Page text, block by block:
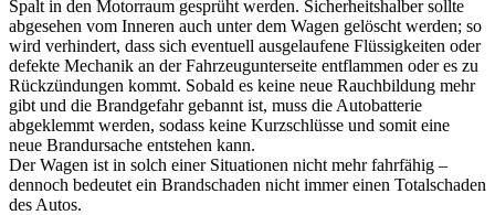
Spalt in den Motorraum gesprüht werden. Sicherheitshalber sollte
abgesehen vom Inneren auch unter dem Wagen gelöscht werden; so
wird verhindert, dass sich eventuell ausgelaufene Flüssigkeiten oder
defekte Mechanik an der Fahrzeugunterseite entflammen oder es zu
Rückzündungen kommt. Sobald es keine neue Rauchbildung mehr
gibt und die Brandgefahr gebannt ist, muss die Autobatterie
abgeklemmt werden, sodass keine Kurzschlüsse und somit eine
neue Brandursache entstehen kann.
Der Wagen ist in solch einer Situationen nicht mehr fahrfähig –
dennoch bedeutet ein Brandschaden nicht immer einen Totalschaden
des Autos.